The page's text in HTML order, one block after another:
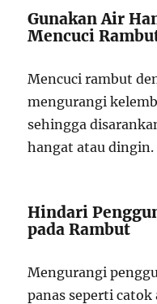
Gunakan Air
Mencuci
Mencuci rambut
mengurangi
sehingga
hangat atau dingin.
Hindari
pada Rambut
Mengurangi
panas seperti